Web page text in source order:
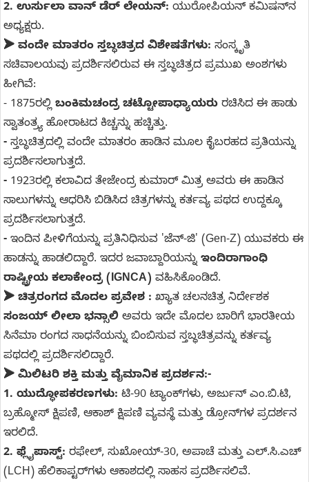
2. ಉರ್ಸುಲಾ ವಾನ್ ಡೆರ್ ಲೇಯನ್: ಯುರೋಪಿಯನ್ ಕಮಿಷನ್‌ನ
ಅಧ್ಯಕ್ಷರು.
➤ ವಂದೇ ಮಾತರಂ ಸ್ತಬ್ಧಚಿತ್ರದ ವಿಶೇಷತೆಗಳು: ಸಂಸ್ಕೃತಿ
ಸಚಿವಾಲಯವು ಪ್ರದರ್ಶಿಸಲಿರುವ ಈ ಸ್ತಬ್ಧಚಿತ್ರದ ಪ್ರಮುಖ ಅಂಶಗಳು
ಹೀಗಿವೆ:
- 1875ರಲ್ಲಿಬಂಕಿಮಚಂದ್ರ ಚಟ್ಟೋಪಾಧ್ಯಾಯರು ರಚಿಸಿದ ಈ ಹಾಡು
ಸ್ವಾತಂತ್ರ್ಯ ಹೋರಾಟದ ಕಿಚ್ಚನ್ನು ಹಚ್ಚಿತ್ತು.
- ಸ್ತಬ್ಧಚಿತ್ರದಲ್ಲಿ ವಂದೇ ಮಾತರಂ ಹಾಡಿನ ಮೂಲ ಕೈಬರಹದ ಪ್ರತಿಯನ್ನು
ಪ್ರದರ್ಶಿಸಲಾಗುತ್ತದೆ.
- 1923ರಲ್ಲಿ ಕಲಾವಿದ ತೇಜೇಂದ್ರ ಕುಮಾರ್ ಮಿತ್ರ ಅವರು ಈ ಹಾಡಿನ
ಸಾಲುಗಳನ್ನು ಆಧರಿಸಿ ಬಿಡಿಸಿದ ಚಿತ್ರಗಳನ್ನು ಕರ್ತವ್ಯ ಪಥದ ಉದ್ದಕ್ಕೂ
ಪ್ರದರ್ಶಿಸಲಾಗುತ್ತದೆ.
- ಇಂದಿನ ಪೀಳಿಗೆಯನ್ನು ಪ್ರತಿನಿಧಿಸುವ 'ಜೆನ್-ಜಿ' (Gen-Z) ಯುವಕರು ಈ
ಹಾಡನ್ನು ಹಾಡಲಿದ್ದಾರೆ. ಇದರ ಜವಾಬ್ದಾರಿಯನ್ನು ಇಂದಿರಾಗಾಂಧಿ
ರಾಷ್ಟ್ರೀಯ ಕಲಾಕೇಂದ್ರ (IGNCA) ವಹಿಸಿಕೊಂಡಿದೆ.
➤ ಚಿತ್ರರಂಗದ ಮೊದಲ ಪ್ರವೇಶ : ಖ್ಯಾತ ಚಲನಚಿತ್ರ ನಿರ್ದೇಶಕ
ಸಂಜಯ್ ಲೀಲಾ ಭನ್ಸಾಲಿ ಅವರು ಇದೇ ಮೊದಲ ಬಾರಿಗೆ ಭಾರತೀಯ
ಸಿನೆಮಾ ರಂಗದ ಸಾಧನೆಯನ್ನು ಬಿಂಬಿಸುವ ಸ್ತಬ್ಧಚಿತ್ರವನ್ನು ಕರ್ತವ್ಯ
ಪಥದಲ್ಲಿ ಪ್ರದರ್ಶಿಸಲಿದ್ದಾರೆ.
➤ ಮಿಲಿಟರಿ ಶಕ್ತಿ ಮತ್ತು ವೈಮಾನಿಕ ಪ್ರದರ್ಶನ:-
1. ಯುದ್ಧೋಪಕರಣಗಳು: ಟಿ-90 ಟ್ಯಾಂಕ್‌ಗಳು, ಅರ್ಜುನ್ ಎಂ.ಬಿ.ಟಿ,
ಬ್ರಹ್ಮೋಸ್ ಕ್ಷಿಪಣಿ, ಆಕಾಶ್ ಕ್ಷಿಪಣಿ ವ್ಯವಸ್ಥೆ ಮತ್ತು ಡ್ರೋನ್‌ಗಳ ಪ್ರದರ್ಶನ
ಇರಲಿದೆ.
2. ಫ್ಲೈಪಾಸ್ಟ್: ರಫೇಲ್, ಸುಖೋಯ್-30, ಅಪಾಚೆ ಮತ್ತು ಎಲ್.ಸಿ.ಎಚ್
(LCH) ಹೆಲಿಕಾಪ್ಟರ್‌ಗಳು ಆಕಾಶದಲ್ಲಿ ಸಾಹಸ ಪ್ರದರ್ಶಿಸಲಿವೆ.